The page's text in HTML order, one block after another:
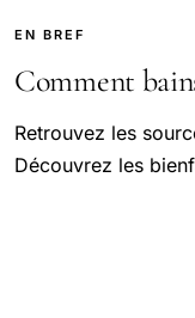
EN BREF
Comment
Retrouvez les
Découvrez les